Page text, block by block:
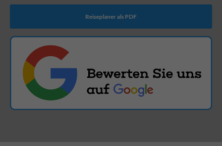
Reiseplaner als PDF